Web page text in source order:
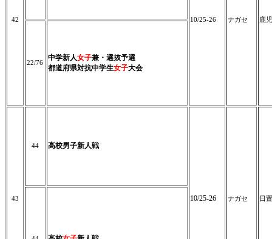
42 10/25-26 ナガセ 鹿
22/76
中学新人女子兼・選抜予選
都道府県対抗中学生女子大会
43
44 高校男子新人戦
10/25-26 ナガセ 日